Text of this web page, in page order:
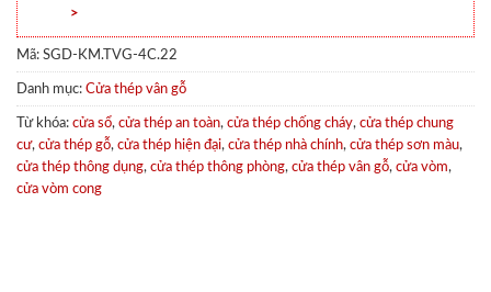
>
Mã: SGD-KM.TVG-4C.22
Danh mục: Cửa thép vân gỗ
Từ khóa: cửa sổ, cửa thép an toàn, cửa thép chống cháy, cửa thép chung
cư, cửa thép gỗ, cửa thép hiện đại, cửa thép nhà chính, cửa thép sơn màu,
cửa thép thông dụng, cửa thép thông phòng, cửa thép vân gỗ, cửa vòm,
cửa vòm cong